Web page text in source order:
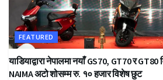
FEATURED
याडियाद्वारा नेपालमा नयाँ GS70, GT70 र
NAIMA अटो शोसम्म रु. १० हजार विशेष छुट